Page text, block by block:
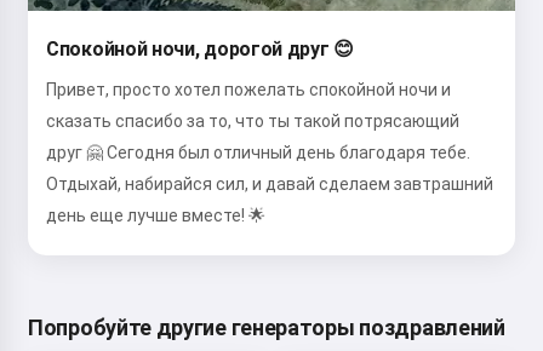
Спокойной ночи, дорогой друг 😊
Привет, просто хотел пожелать спокойной ночи и
сказать спасибо за то, что ты такой потрясающий
друг 🤗 Сегодня был отличный день благодаря тебе.
Отдыхай, набирайся сил, и давай сделаем завтрашний
день еще лучше вместе! 🌟
Попробуйте другие генераторы поздравлений